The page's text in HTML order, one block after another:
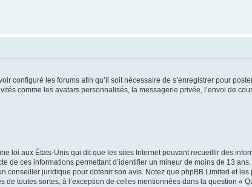
configuré les forums afin qu’il soit nécessaire de s’enregistrer pour
comme les avatars personnalisés, la messagerie privée, l’envoi de
loi aux États-Unis qui dit que les sites Internet pouvant recueillir des
de ces informations permettant d’identifier un mineur de moins de 13
conseiller juridique pour obtenir son avis. Notez que phpBB Limited et
toutes sortes, à l’exception de celles mentionnées dans la question «